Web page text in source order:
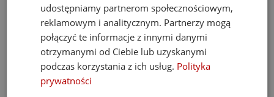
udostępniamy partnerom społecznościowym,
reklamowym i analitycznym. Partnerzy mogą
połączyć te informacje z innymi danymi
otrzymanymi od Ciebie lub uzyskanymi
podczas korzystania z ich usług. Polityka
prywatności